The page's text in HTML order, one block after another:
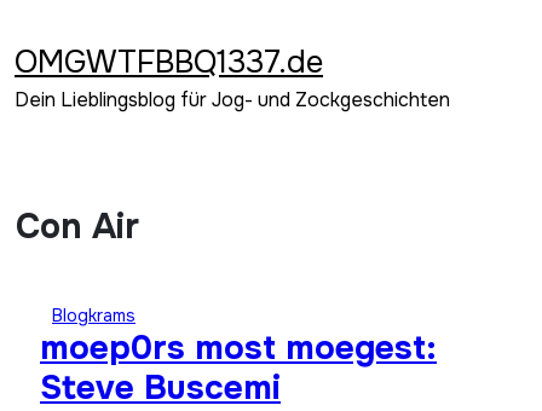
springen
OMGWTFBBQ1337.de
Dein Lieblingsblog für Jog- und Zockgeschichten
Con Air
Blogkrams
moep0rs most moegest:
Steve Buscemi